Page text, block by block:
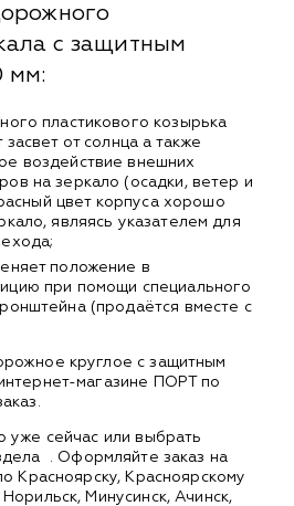
с защитным
мм:
пластикового козырька
от солнца а также
воздействие внешних
на зеркало (осадки, ветер и
цвет корпуса хорошо
являясь указателем для
положение в
при помощи специального
(продаётся вместе с
круглое с защитным
магазине ПОРТ по
уже сейчас или выбрать
. Оформляйте заказ на
Красноярску, Красноярскому
Минусинск, Ачинск,